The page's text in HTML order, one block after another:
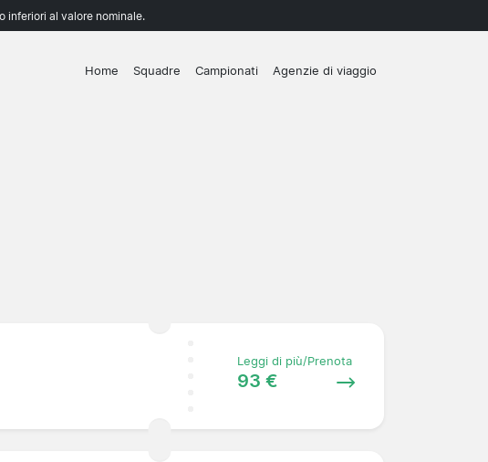
inferiori al valore nominale.
Home Squadre Campionati Agenzie di viaggio
Leggi di più/Prenota
93 €